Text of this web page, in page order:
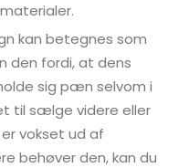
kan betegnes som
den fordi, at dens
sig pæn selvom i
til sælge videre eller
vokset ud af
behøver den, kan du